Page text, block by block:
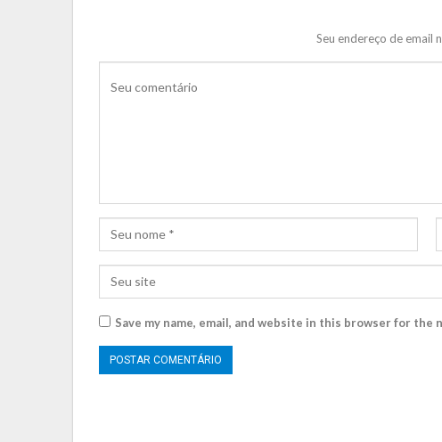
Seu endereço de email
Save my name, email, and website in this browser for the